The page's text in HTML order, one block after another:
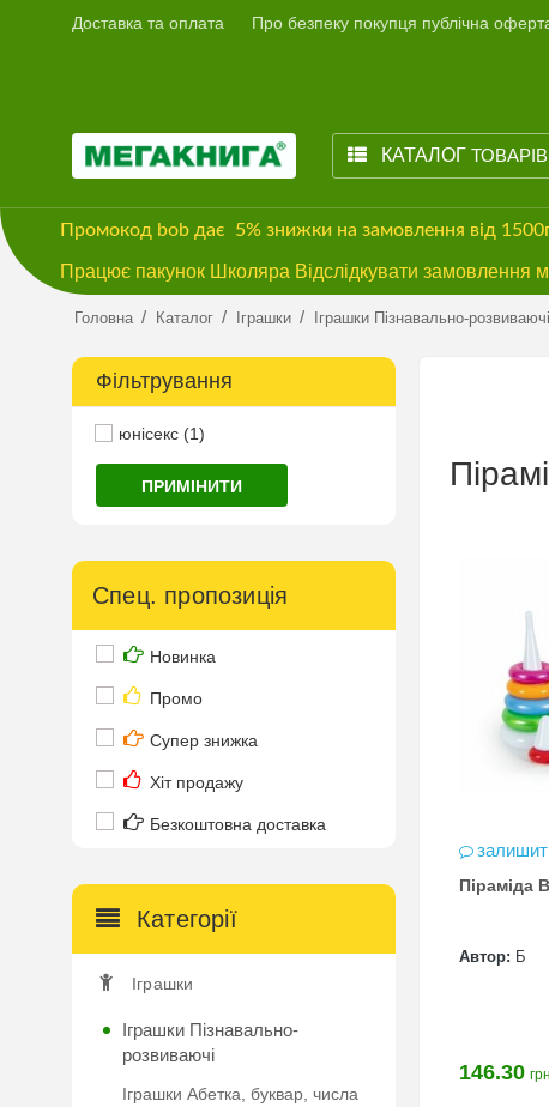
Доставка та оплата Про безпеку покупця публічна
КАТАЛОГТОВАРІВ
Промокод bob дає 5% знижки на замовлення від
Працює пакунок Школяра Відслідкувати замовлення
Головна / Каталог / Іграшки / Іграшки Пізнавально-розвиваючі
Фільтрування
юнісекс (1)
ПРИМІНИТИ
Спец. пропозиція
Новинка
Промо
Супер знижка
Хіт продажу
Безкоштовна доставка
Категорії
Іграшки
Іграшки Пізнавально-
розвиваючі
Іграшки Абетка, буквар, числа
Піраміда
Автор: Б
146.30